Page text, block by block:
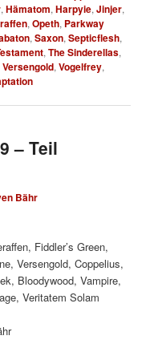
,Hämatom,Harpyie,Jinjer,
,Opeth, Parkway
,Saxon,Septicflesh,
,The Sinderellas,
Versengold,Vogelfrey,
– Teil
Bähr
Fiddler’s Green,
Versengold, Coppelius,
Bloodywood, Vampire,
Veritatem Solam